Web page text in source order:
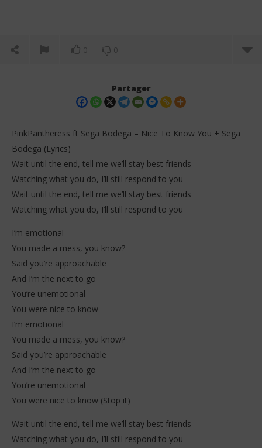
0 0
PinkPantheress ft Sega Bodega – Nice To Know You
+ Sega Bodega (Lyrics)
21
janvier
2026
Partager
PinkPantheress ft Sega Bodega – Nice To Know You + Sega
Bodega (Lyrics)
Wait until the end, tell me we’ll stay best friends
Watching what you do, I’ll still respond to you
Wait until the end, tell me we’ll stay best friends
Watching what you do, I’ll still respond to you
I’m emotional
You made a mess, you know?
Said you’re approachable
And I’m the next to go
You’re unemotional
You were nice to know
I’m emotional
You made a mess, you know?
Said you’re approachable
And I’m the next to go
You’re unemotional
You were nice to know (Stop it)
Wait until the end, tell me we’ll stay best friends
Watching what you do, I’ll still respond to you